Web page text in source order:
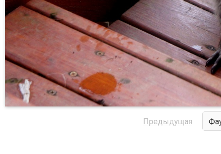
Предыдущая